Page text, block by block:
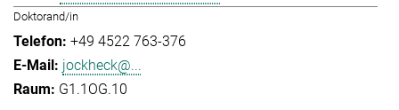
Doktorand/in
+49 4522 763-376
jockheck@...
G1.1OG.10